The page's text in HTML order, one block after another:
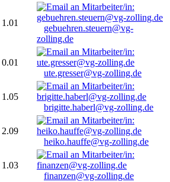
1.01
gebuehren.steuern@vg-
zolling.de
0.01
ute.gresser@vg-zolling.de
1.05
brigitte.haberl@vg-zolling.de
2.09
heiko.hauffe@vg-zolling.de
1.03
finanzen@vg-zolling.de